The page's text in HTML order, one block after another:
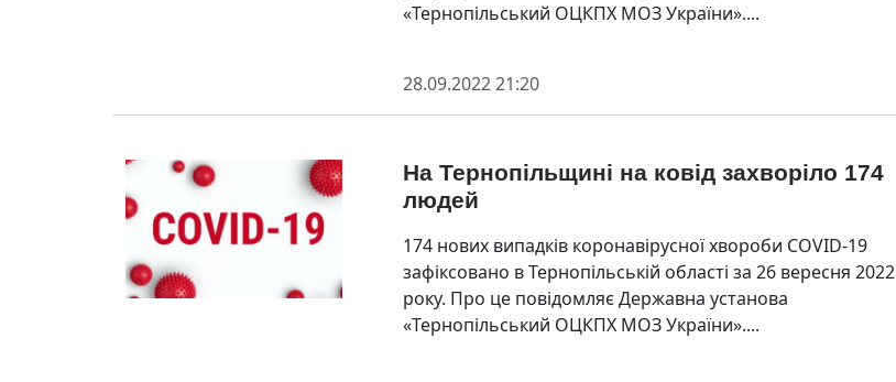
«Тернопільський ОЦКПХ МОЗ України»....
28.09.2022 21:20
На Тернопільщині на ковід захворіло 174
людей
174 нових випадків коронавірусної хвороби COVID-19
зафіксовано в Тернопільській області за 26 вересня 2022
року. Про це повідомляє Державна установа
«Тернопільський ОЦКПХ МОЗ України»....